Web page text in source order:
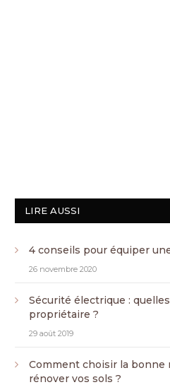
LIRE AUSSI
4 conseils pour équiper
26 novembre 2020
Sécurité électrique :
propriétaire ?
29 août 2019
Comment choisir la bonne
rénover vos sols ?